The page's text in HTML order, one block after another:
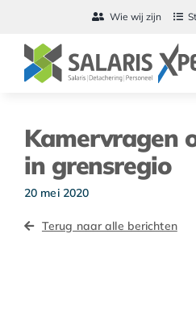
inhoud
Wie wij zijn
Kamervragen
in grensregio
20 mei 2020
Terug naar alle berichten